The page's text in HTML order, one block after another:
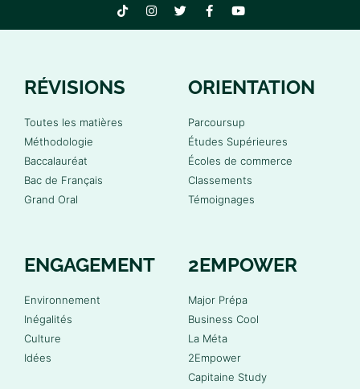
RÉVISIONS
Toutes les matières
Méthodologie
Baccalauréat
Bac de Français
Grand Oral
ORIENTATION
Parcoursup
Études Supérieures
Écoles de commerce
Classements
Témoignages
ENGAGEMENT
Environnement
Inégalités
Culture
Idées
2EMPOWER
Major Prépa
Business Cool
La Méta
2Empower
Capitaine Study